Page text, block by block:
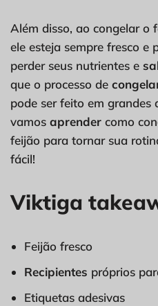
Além disso, ao congelar o
ele esteja sempre fresco e
perder seus nutrientes e
que o processo de
pode ser feito em grandes
vamos aprender como
feijão para tornar sua
fácil!
Viktiga
Feijão fresco
Recipientes próprios
Etiquetas adesivas